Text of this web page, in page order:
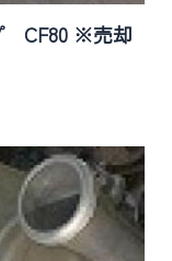
CF80 ※売却